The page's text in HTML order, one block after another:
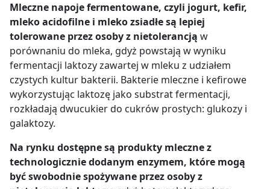
Mleczne napoje fermentowane, czyli jogurt, kefir,
mleko acidofilne i mleko zsiadłe są lepiej
tolerowane przez osoby z nietolerancją w
porównaniu do mleka, gdyż powstają w wyniku
fermentacji laktozy zawartej w mleku z udziałem
czystych kultur bakterii. Bakterie mleczne i kefirowe
wykorzystując laktozę jako substrat fermentacji,
rozkładają dwucukier do cukrów prostych: glukozy i
galaktozy.
Na rynku dostępne są produkty mleczne z
technologicznie dodanym enzymem, które mogą
być swobodnie spożywane przez osoby z